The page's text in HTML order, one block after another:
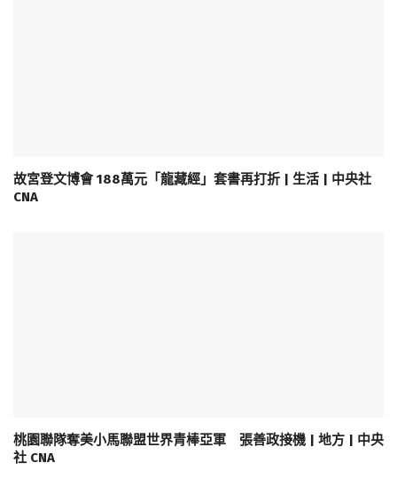
故宮登文博會 188萬元「龍藏經」套書再打折 | 生活 | 中央社
CNA
桃園聯隊奪美小馬聯盟世界青棒亞軍 張善政接機 | 地方 | 中央
社 CNA